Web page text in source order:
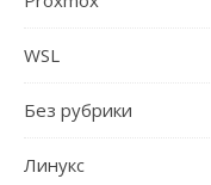
WSL
Без рубрики
Линукс